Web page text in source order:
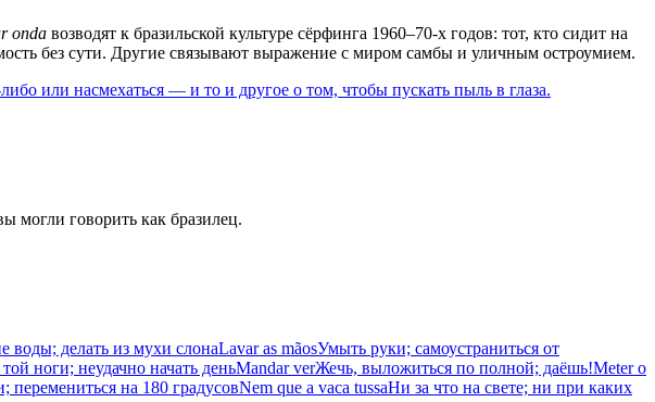
onda возводят к бразильской культуре сёрфинга 1960–70-х годов: тот, кто сидит на
без сути. Другие связывают выражение с миром самбы и уличным остроумием.
или насмехаться — и то и другое о том, чтобы пускать пыль в глаза.
могли говорить как бразилец.
воды; делать из мухи слонаLavar as mãosУмыть руки; самоустраниться от
ноги; неудачно начать деньMandar verЖечь, выложиться по полной; даёшь!Meter o
перемениться на 180 градусовNem que a vaca tussaНи за что на свете; ни при каких